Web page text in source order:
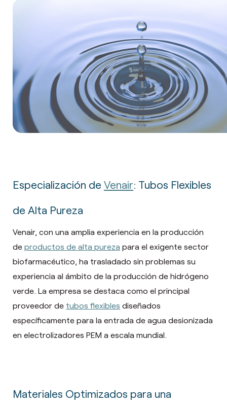
Especialización de Venair: Tubos Flexibles
de Alta Pureza
Venair, con una amplia experiencia en la producción
de productos de alta pureza para el exigente sector
biofarmacéutico, ha trasladado sin problemas su
experiencia al ámbito de la producción de hidrógeno
verde. La empresa se destaca como el principal
proveedor de tubos flexibles diseñados
específicamente para la entrada de agua desionizada
en electrolizadores PEM a escala mundial.
Materiales Optimizados para una